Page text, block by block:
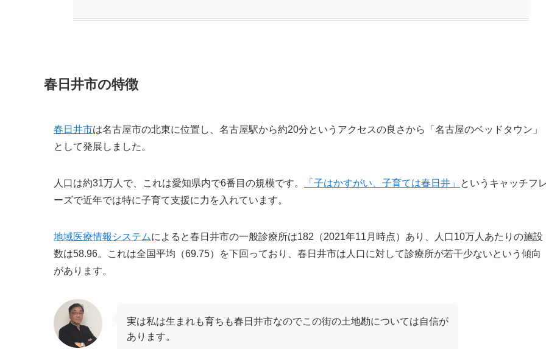
春日井市の特徴
春日井市は名古屋市の北東に位置し、名古屋駅から約20分というアクセスの良さから「名古屋のベッドタウン」
として発展しました。
人口は約31万人で、これは愛知県内で6番目の規模です。 「子はかすがい、子育ては春日井」
というキャッチフ
ーズで近年では特に子育て支援に力を入れています。
地域医療情報システムによると春日井市の一般診療所は182（2021年11月時点）あり、人口10万人あたりの施設
数は58.96。これは全国平均（69.75）を下回っており、春日井市は人口に対して診療所が若干少ないという傾向
があります。
実は私は生まれも育ちも春日井市なのでこの街の土地勘については自信が
あります。